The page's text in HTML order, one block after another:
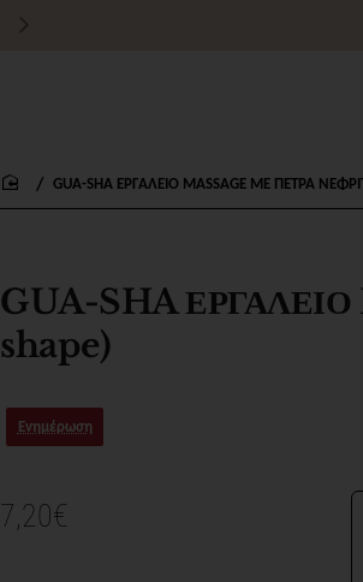
GUA-SHA ΕΡΓΑΛΕΙΟ MASSAGE ΜΕ ΠΕΤΡΑ
GUA-SHA
shape)
Ενημέρωση
7,20€